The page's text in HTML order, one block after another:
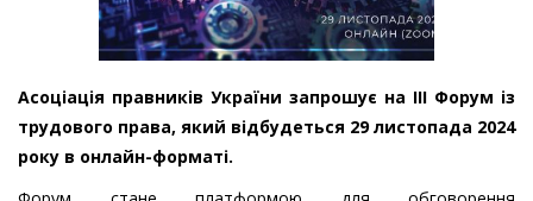
Асоціація правників України запрошує на IIІ Форум із
трудового права, який відбудеться 29 листопада 2024
року в онлайн-форматі.